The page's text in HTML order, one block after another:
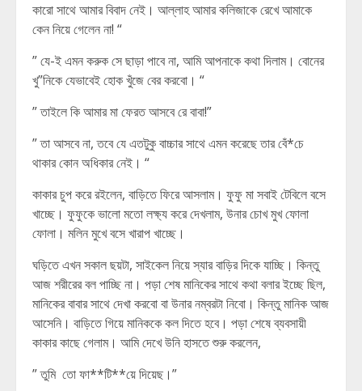
কারো সাথে আমার বিবাদ নেই। আল্লাহ আমার কলিজাকে রেখে আমাকে
কেন নিয়ে গেলেন না! “
” যে-ই এমন করুক সে ছাড়া পাবে না, আমি আপনাকে কথা দিলাম। বোনের
খু”নিকে যেভাবেই হোক খুঁজে বের করবো। “
” তাইলে কি আমার মা ফেরত আসবে রে বাবা!”
” তা আসবে না, তবে যে এতটুকু বাচ্চার সাথে এমন করেছে তার বেঁ*চে
থাকার কোন অধিকার নেই। “
কাকার চুপ করে রইলেন, বাড়িতে ফিরে আসলাম। ফুফু মা সবাই টেবিলে বসে
খাচ্ছে। ফুফুকে ভালো মতো লক্ষ্য করে দেখলাম, উনার চোখ মুখ ফোলা
ফোলা। মলিন মুখে বসে খারাপ খাচ্ছে।
ঘড়িতে এখন সকাল ছয়টা, সাইকেল নিয়ে স্যার বাড়ির দিকে যাচ্ছি। কিন্তু
আজ শরীরের বল পাচ্ছি না। পড়া শেষ মানিকের সাথে কথা বলার ইচ্ছে ছিল,
মানিকের বাবার সাথে দেখা করবো বা উনার নম্বরটা নিবো। কিন্তু মানিক আজ
আসেনি। বাড়িতে গিয়ে মানিককে কল দিতে হবে। পড়া শেষে ব্যবসায়ী
কাকার কাছে গেলাম। আমি দেখে উনি হাসতে শুরু করলেন,
” তুমি তো ফা**টি**য়ে দিয়েছ।”